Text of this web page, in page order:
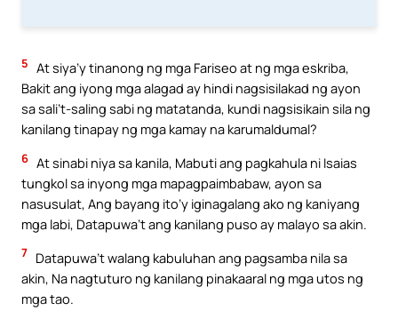
5 At siya’y tinanong ng mga Fariseo at ng mga eskriba,
Bakit ang iyong mga alagad ay hindi nagsisilakad ng ayon
sa sali’t-saling sabi ng matatanda, kundi nagsisikain sila ng
kanilang tinapay ng mga kamay na karumaldumal?
6 At sinabi niya sa kanila, Mabuti ang pagkahula ni Isaias
tungkol sa inyong mga mapagpaimbabaw, ayon sa
nasusulat, Ang bayang ito’y iginagalang ako ng kaniyang
mga labi, Datapuwa’t ang kanilang puso ay malayo sa akin.
7 Datapuwa’t walang kabuluhan ang pagsamba nila sa
akin, Na nagtuturo ng kanilang pinakaaral ng mga utos ng
mga tao.